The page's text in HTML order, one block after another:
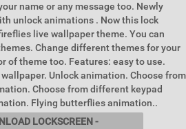
name or any message too. Newly
unlock animations . Now this lock
live wallpaper theme. You can
Change different themes for your
of theme too. Features: easy to use.
Unlock animation. Choose from
Choose from different keypad
Flying butterflies animation..
LOCKSCREEN -